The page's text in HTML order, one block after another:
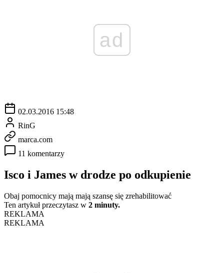
ad
02.03.2016 15:48
RinG
marca.com
11 komentarzy
Isco i James w drodze po odkupienie
Obaj pomocnicy mają mają szansę się zrehabilitować
Ten artykuł przeczytasz w 2 minuty.
REKLAMA
REKLAMA